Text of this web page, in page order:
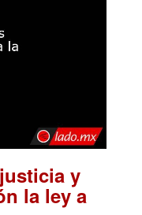
y
la ley a